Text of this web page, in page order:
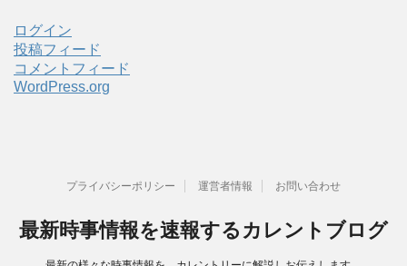
ログイン
投稿フィード
コメントフィード
WordPress.org
プライバシーポリシー 運営者情報 お問い合わせ
最新時事情報を速報するカレントブログ